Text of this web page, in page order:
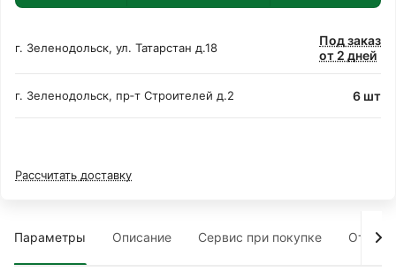
г. Зеленодольск, ул. Татарстан д.18
Под заказ
от 2 дней
г. Зеленодольск, пр‑т Строителей д.2 6 шт
Рассчитать доставку
Параметры Описание Сервис при покупке Отзывы